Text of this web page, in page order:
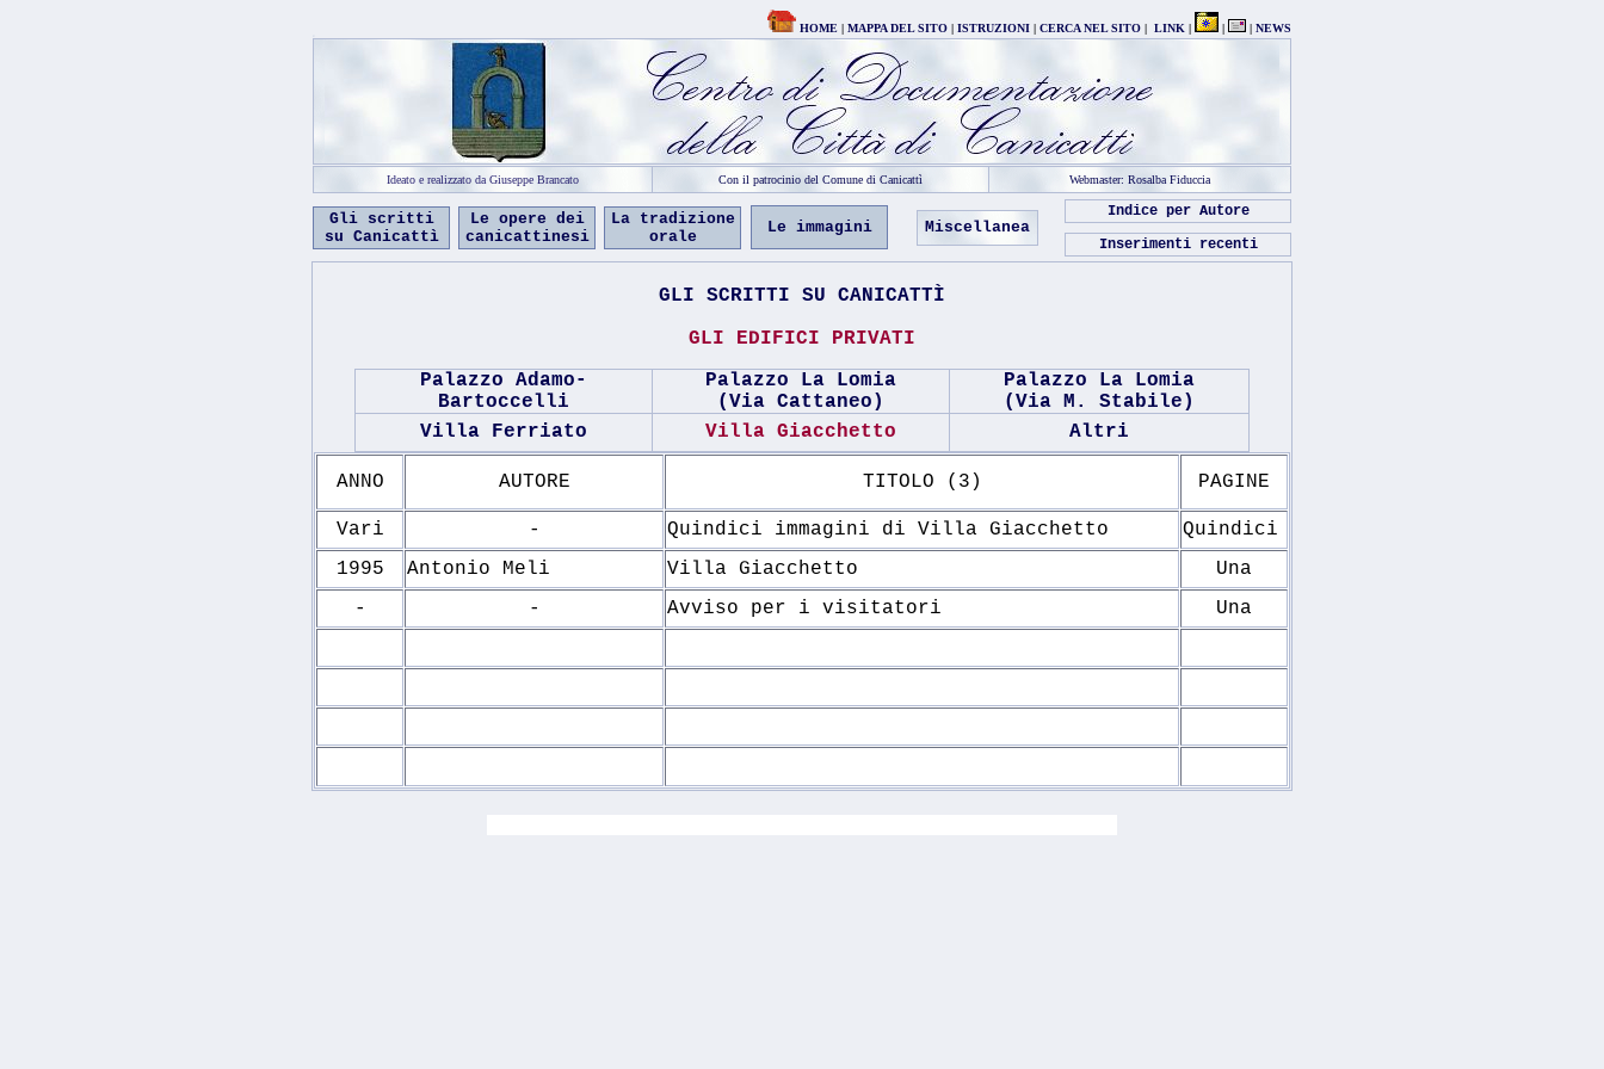
HOME | MAPPA DEL SITO | ISTRUZIONI | CERCA NEL SITO | LINK | | | NEWS
Ideato e realizzato da Giuseppe Brancato Con il patrocinio del Comune di Canicattì Webmaster: Rosalba Fiduccia
Gli scritti
su Canicattì
Le opere dei
canicattinesi
La tradizione
orale
Le immagini Miscellanea
Indice per Autore
Inserimenti recenti
GLI SCRITTI SU CANICATTÌ
GLI EDIFICI PRIVATI
Palazzo Adamo-
Bartoccelli
Palazzo La Lomia
(Via Cattaneo)
Palazzo La Lomia
(Via M. Stabile)
Villa Ferriato
Villa Giacchetto Altri
ANNO AUTORE TITOLO (3) PAGINE
Vari - Quindici immagini di Villa Giacchetto
Quindici
1995
Antonio Meli Villa Giacchetto
Una
-
- Avviso per i visitatori Una